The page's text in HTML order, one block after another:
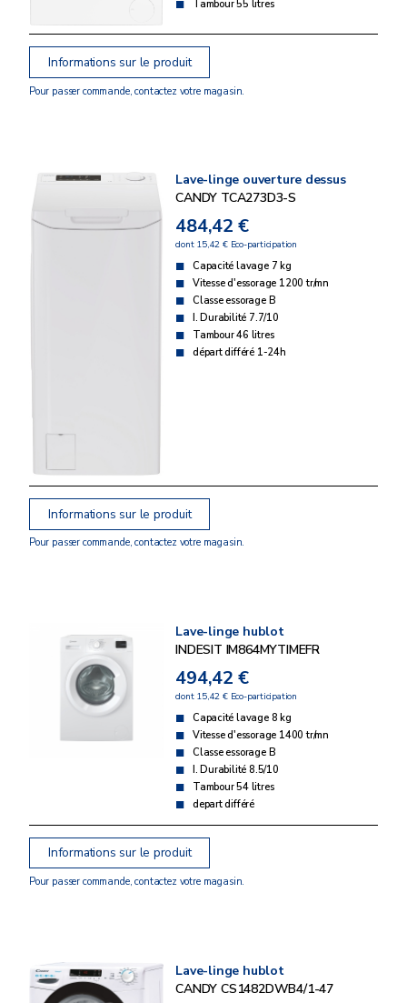
Tambour 55 litres
Informations sur le produit
Pour passer commande, contactez votre magasin.
Lave-linge ouverture dessus
CANDY TCA273D3-S
484,42 €
dont 15,42 € Eco-participation
Capacité lavage 7 kg
Vitesse d'essorage 1200 tr/mn
Classe essorage B
I. Durabilité 7.7/10
Tambour 46 litres
départ différé 1-24h
Informations sur le produit
Pour passer commande, contactez votre magasin.
Lave-linge hublot
INDESIT IM864MYTIMEFR
494,42 €
dont 15,42 € Eco-participation
Capacité lavage 8 kg
Vitesse d'essorage 1400 tr/mn
Classe essorage B
I. Durabilité 8.5/10
Tambour 54 litres
depart différé
Informations sur le produit
Pour passer commande, contactez votre magasin.
Lave-linge hublot
CANDY CS1482DWB4/1-47